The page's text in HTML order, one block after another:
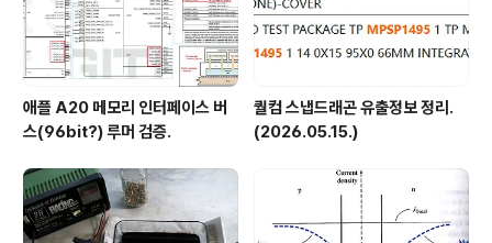
애플 A20 메모리 인터페이스 버
스(96bit?) 루머 검증.
퀄컴 스냅드래곤 유출정보 정리.
(2026.05.15.)